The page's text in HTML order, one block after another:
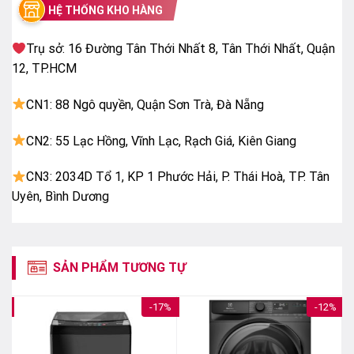
dụng.HỆ THỐNG KHO HÀNG
Trụ sở: 16 Đường Tân Thới Nhất 8, Tân Thới Nhất, Quận
12, TP.HCM
CN1: 88 Ngô quyền, Quận Sơn Trà, Đà Nẵng
CN2: 55 Lạc Hồng, Vĩnh Lạc, Rạch Giá, Kiên Giang
CN3: 2034D Tổ 1, KP 1 Phước Hải, P. Thái Hoà, TP. Tân
Uyên, Bình Dương
SẢN PHẨM TƯƠNG TỰ
-17% -12%